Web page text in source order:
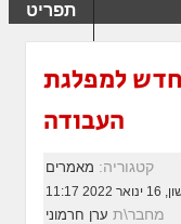
תפריט
למפלגת
העבודה
קטגוריה: מאמרים
11:17
מחבר\ת ערן חרמוני